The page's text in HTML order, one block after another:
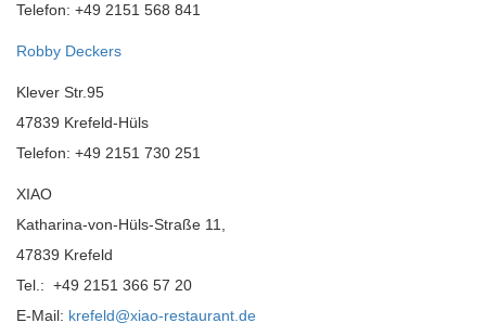
Telefon: +49 2151 568 841
Robby Deckers
Klever Str.95
47839 Krefeld-Hüls
Telefon: +49 2151 730 251
XIAO
Katharina-von-Hüls-Straße 11,
47839 Krefeld
Tel.: +49 2151 366 57 20
E-Mail: krefeld@xiao-restaurant.de